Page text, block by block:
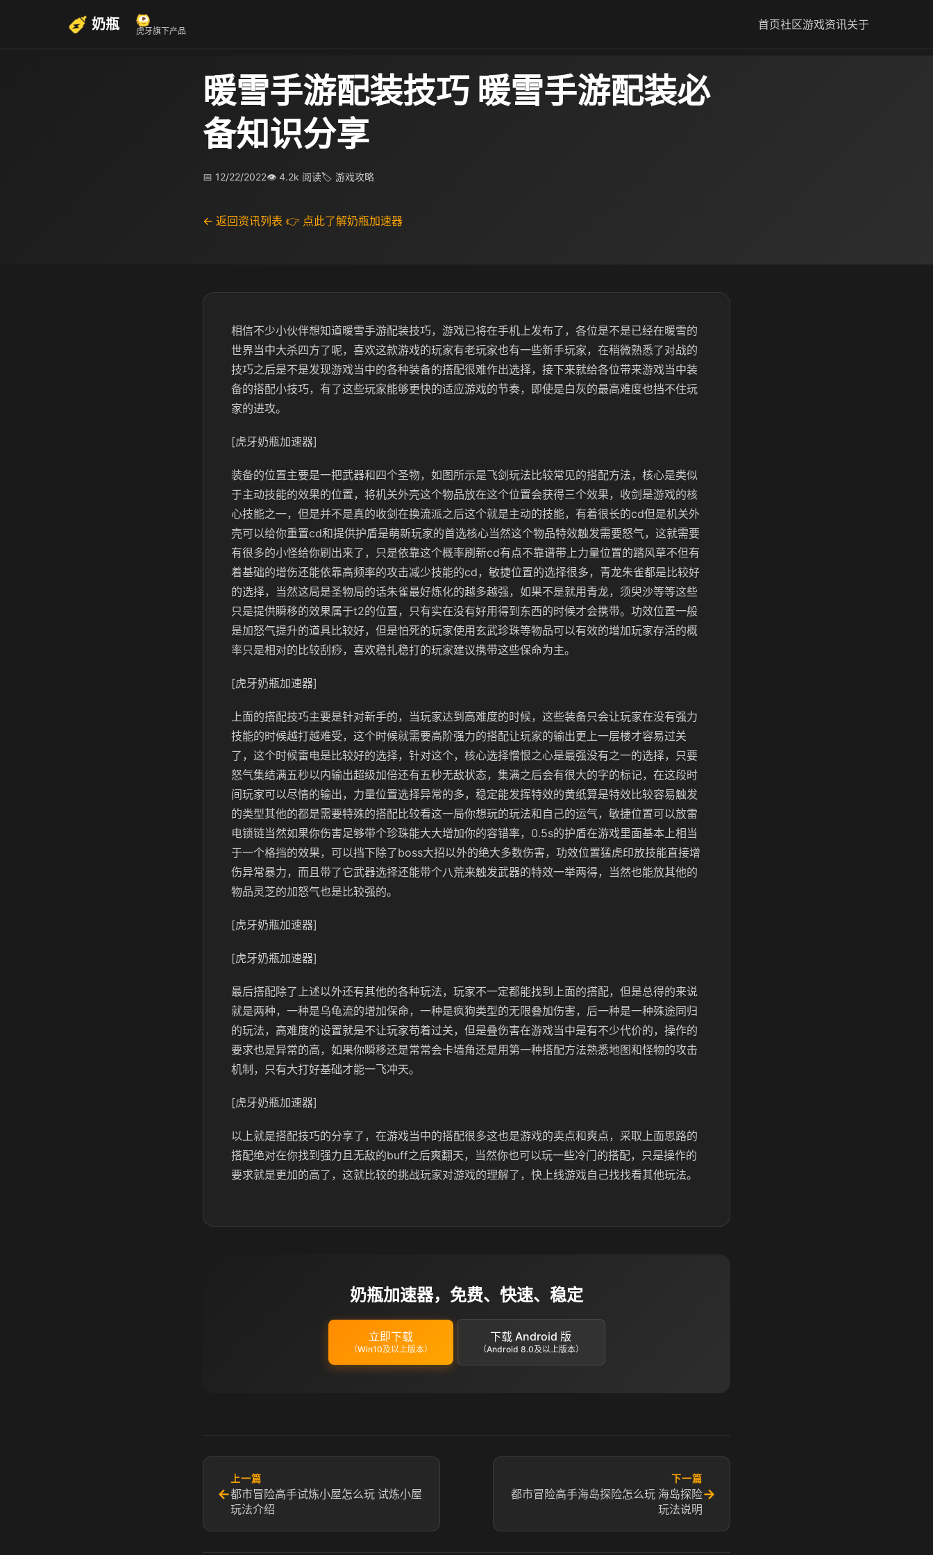
奶瓶 虎牙旗下产品 首页社区游戏资讯关于
暖雪手游配装技巧 暖雪手游配装必
备知识分享
📅 12/22/2022👁 4.2k 阅读🏷 游戏攻略
← 返回资讯列表 👉 点此了解奶瓶加速器
相信不少小伙伴想知道暖雪手游配装技巧，游戏已将在手机上发布了，各位是不是已经在暖雪的
世界当中大杀四方了呢，喜欢这款游戏的玩家有老玩家也有一些新手玩家，在稍微熟悉了对战的
技巧之后是不是发现游戏当中的各种装备的搭配很难作出选择，接下来就给各位带来游戏当中装
备的搭配小技巧，有了这些玩家能够更快的适应游戏的节奏，即使是白灰的最高难度也挡不住玩
家的进攻。
[虎牙奶瓶加速器]
装备的位置主要是一把武器和四个圣物，如图所示是飞剑玩法比较常见的搭配方法，核心是类似
于主动技能的效果的位置，将机关外壳这个物品放在这个位置会获得三个效果，收剑是游戏的核
心技能之一，但是并不是真的收剑在换流派之后这个就是主动的技能，有着很长的cd但是机关外
壳可以给你重置cd和提供护盾是萌新玩家的首选核心当然这个物品特效触发需要怒气，这就需要
有很多的小怪给你刷出来了，只是依靠这个概率刷新cd有点不靠谱带上力量位置的踏风草不但有
着基础的增伤还能依靠高频率的攻击减少技能的cd，敏捷位置的选择很多，青龙朱雀都是比较好
的选择，当然这局是圣物局的话朱雀最好炼化的越多越强，如果不是就用青龙，须臾沙等等这些
只是提供瞬移的效果属于t2的位置，只有实在没有好用得到东西的时候才会携带。功效位置一般
是加怒气提升的道具比较好，但是怕死的玩家使用玄武珍珠等物品可以有效的增加玩家存活的概
率只是相对的比较刮痧，喜欢稳扎稳打的玩家建议携带这些保命为主。
[虎牙奶瓶加速器]
上面的搭配技巧主要是针对新手的，当玩家达到高难度的时候，这些装备只会让玩家在没有强力
技能的时候越打越难受，这个时候就需要高阶强力的搭配让玩家的输出更上一层楼才容易过关
了，这个时候雷电是比较好的选择，针对这个，核心选择憎恨之心是最强没有之一的选择，只要
怒气集结满五秒以内输出超级加倍还有五秒无敌状态，集满之后会有很大的字的标记，在这段时
间玩家可以尽情的输出，力量位置选择异常的多，稳定能发挥特效的黄纸算是特效比较容易触发
的类型其他的都是需要特殊的搭配比较看这一局你想玩的玩法和自己的运气，敏捷位置可以放雷
电锁链当然如果你伤害足够带个珍珠能大大增加你的容错率，0.5s的护盾在游戏里面基本上相当
于一个格挡的效果，可以挡下除了boss大招以外的绝大多数伤害，功效位置猛虎印放技能直接增
伤异常暴力，而且带了它武器选择还能带个八荒来触发武器的特效一举两得，当然也能放其他的
物品灵芝的加怒气也是比较强的。
[虎牙奶瓶加速器]
[虎牙奶瓶加速器]
最后搭配除了上述以外还有其他的各种玩法，玩家不一定都能找到上面的搭配，但是总得的来说
就是两种，一种是乌龟流的增加保命，一种是疯狗类型的无限叠加伤害，后一种是一种殊途同归
的玩法，高难度的设置就是不让玩家苟着过关，但是叠伤害在游戏当中是有不少代价的，操作的
要求也是异常的高，如果你瞬移还是常常会卡墙角还是用第一种搭配方法熟悉地图和怪物的攻击
机制，只有大打好基础才能一飞冲天。
[虎牙奶瓶加速器]
以上就是搭配技巧的分享了，在游戏当中的搭配很多这也是游戏的卖点和爽点，采取上面思路的
搭配绝对在你找到强力且无敌的buff之后爽翻天，当然你也可以玩一些冷门的搭配，只是操作的
要求就是更加的高了，这就比较的挑战玩家对游戏的理解了，快上线游戏自己找找看其他玩法。
奶瓶加速器，免费、快速、稳定
立即下载
（Win10及以上版本）
下载 Android 版
（Android 8.0及以上版本）
←
上一篇
都市冒险高手试炼小屋怎么玩 试炼小屋
玩法介绍
下一篇
都市冒险高手海岛探险怎么玩 海岛探险
玩法说明
→